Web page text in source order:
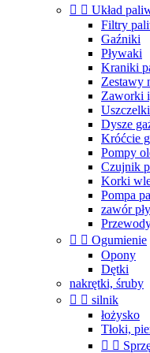
  Układ
Filtry
Gaźniki
Pływaki
Kraniki
Zestawy
Zaworki
Dysze
Króćcie
Pompy
Czujnik
Korki
Pompa
zawór
  Ogumienie
Opony
Dętki
nakrętki, śruby
  silnik
łożysko
Tłoki,
 